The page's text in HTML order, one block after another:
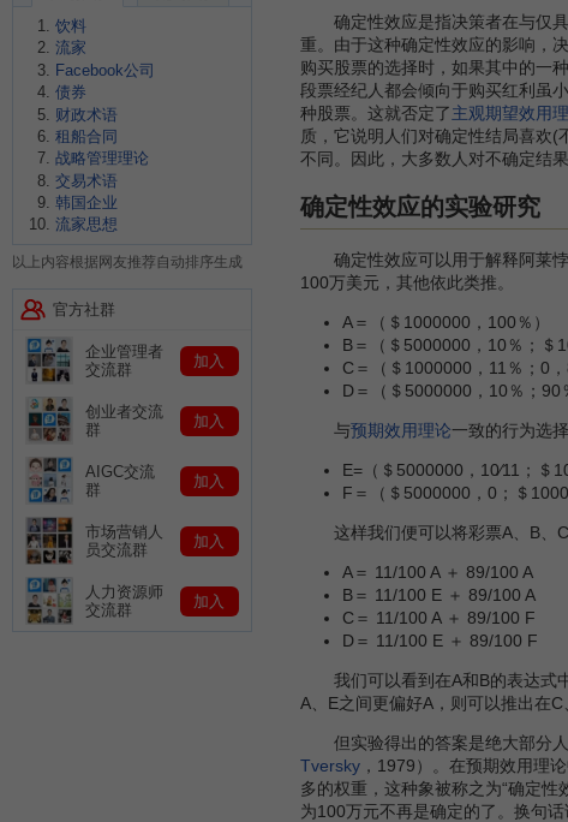
确定性效应是指决策者在与仅具
重。由于这种确定性效应的影响，
购买股票的选择时，如果其中的一
段票经纪人都会倾向于购买红利虽
种股票。这就否定了主观期望效用
质，它说明人们对确定性结局喜欢
不同。因此，大多数人对不确定结
确定性效应的实验研究
确定性效应可以用于解释阿莱悖
100万美元，其他依此类推。
A＝（＄1000000，100％）
B＝（＄5000000，10％；＄
C＝（＄1000000，11％；0，
D＝（＄5000000，10％；90
与预期效用理论一致的行为选
E=（＄5000000，10∕11；＄
F＝（＄5000000，0；＄
这样我们便可以将彩票A、B、C
A＝ 11/100 A ＋ 89/100 A
B＝ 11/100 E ＋ 89/100 A
C＝ 11/100 A ＋ 89/100 F
D＝ 11/100 E ＋ 89/100 F
我们可以看到在A和B的表达式中
A、E之间更偏好A，则可以推出在
但实验得出的答案是绝大部分人
Tversky ，1979）。在预期效用理
多的权重，这种象被称之为“确定
为100万元不再是确定的了。换句
饮料
流家
Facebook公司
债券
财政术语
租船合同
战略管理理论
交易术语
韩国企业
流家思想
以上内容根据网友推荐自动排序生成
官方社群
企业管理者
交流群
加入
创业者交流
群
加入
AIGC交流
群
加入
市场营销人
员交流群
加入
人力资源师
交流群
加入